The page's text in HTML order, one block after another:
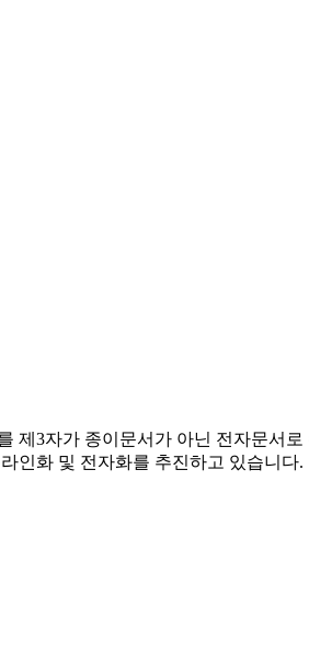
제3자가 종이문서가 아닌 전자문서
인화 및 전자화를 추진하고 있습니다.